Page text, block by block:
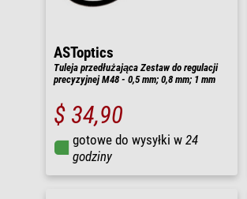
ASToptics
Tuleja przedłużająca Zestaw do regulacji
precyzyjnej M48 - 0,5 mm; 0,8 mm; 1 mm
$ 34,90
gotowe do wysyłki w 24
godziny